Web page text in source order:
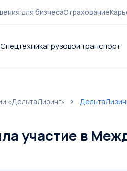
для бизнесаСтрахование
СпецтехникаГрузовой транспорт
О компанииКонтакты
«ДельтаЛизинг»
участие в